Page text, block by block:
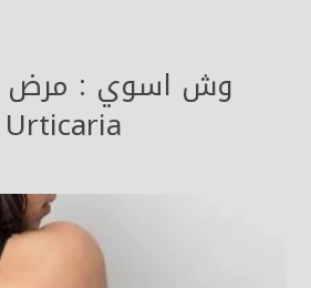
وش اسوي : مرض
Urticaria